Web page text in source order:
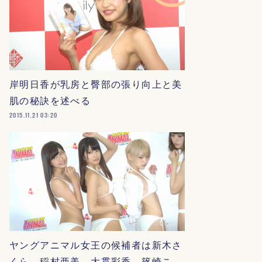
岸明日香が乳房と臀部の張り向上と美
肌の秘訣を述べる
2015.11.21 03:20
ヤングアニマル女王の候補者は新木さ